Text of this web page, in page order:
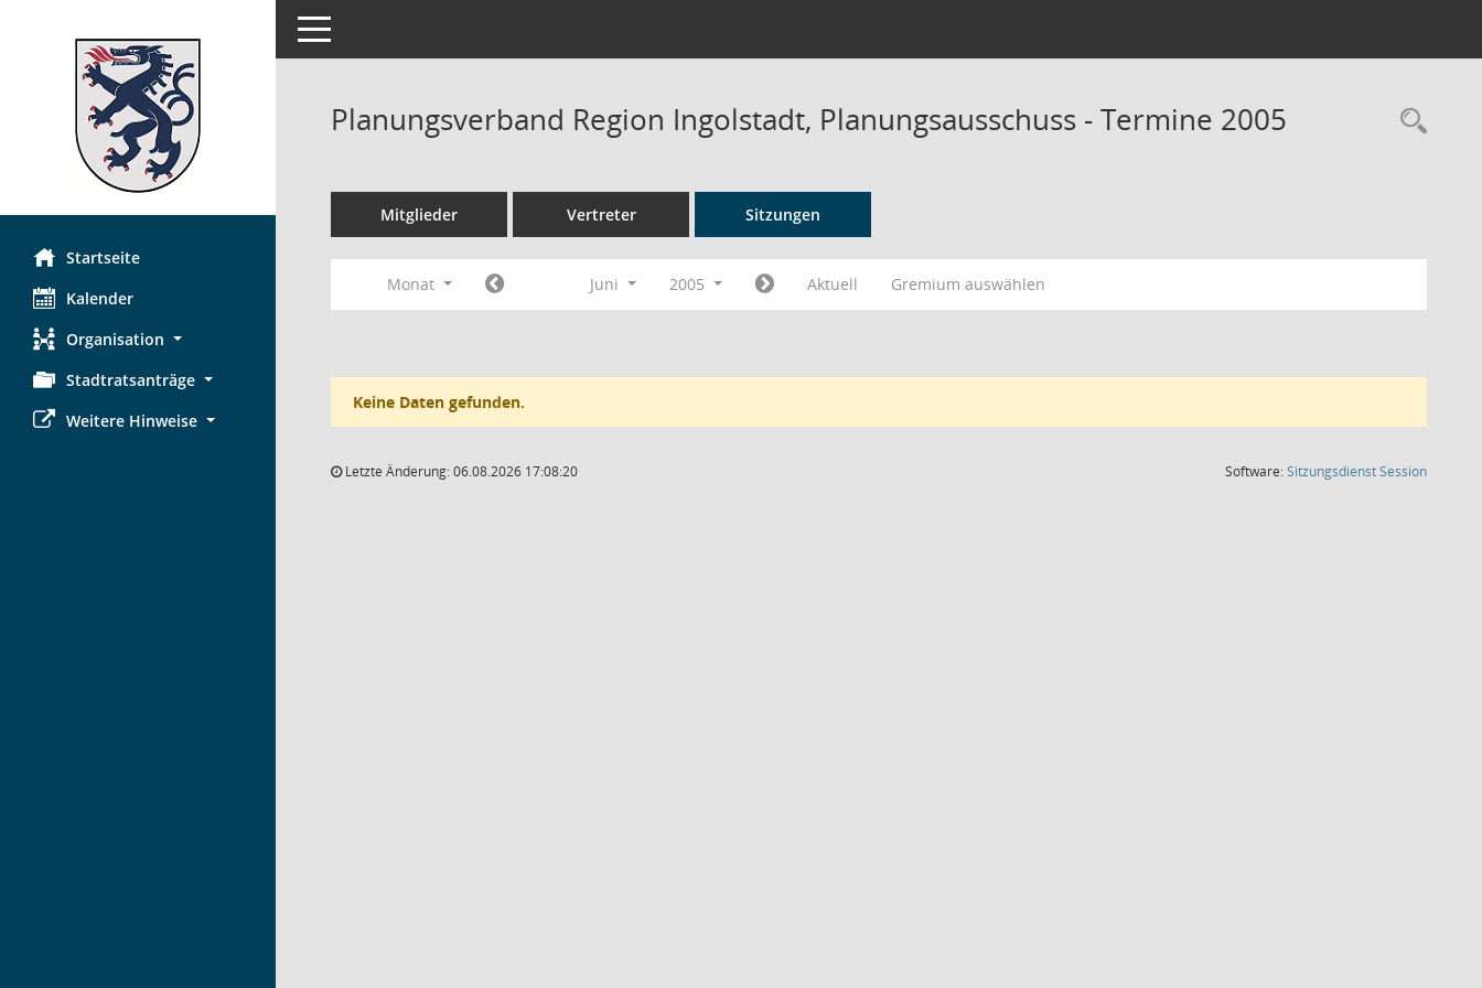
Startseite
Kalender
Organisation
Stadtratsanträge
Weitere Hinweise
Toggle navigation
Planungsverband Region Ingolstadt, Planungsausschuss - Termine 2005
Mitglieder Vertreter Sitzungen
Monat Juni 2005 Aktuell Gremium auswählen
Keine Daten gefunden.
Letzte Änderung: 06.08.2026 17:08:20 Software:SitzungsdienstSession(Wird in